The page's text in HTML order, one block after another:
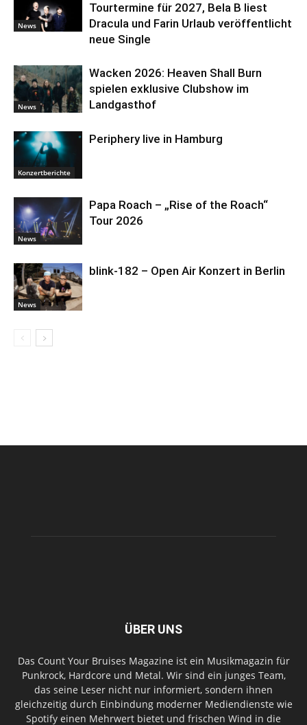
News
Tourtermine für 2027, Bela B liest
Dracula und Farin Urlaub veröffentlicht
neue Single
News
Wacken 2026: Heaven Shall Burn
spielen exklusive Clubshow im
Landgasthof
Konzertberichte
Periphery live in Hamburg
News
Papa Roach – „Rise of the Roach“
Tour 2026
News
blink-182 – Open Air Konzert in Berlin
ÜBER UNS
Das Count Your Bruises Magazine ist ein Musikmagazin für
Punkrock, Hardcore und Metal. Wir sind ein junges Team,
das seine Leser nicht nur informiert, sondern ihnen
gleichzeitig durch Einbindung moderner Mediendienste wie
Spotify einen Mehrwert bietet und frischen Wind in die